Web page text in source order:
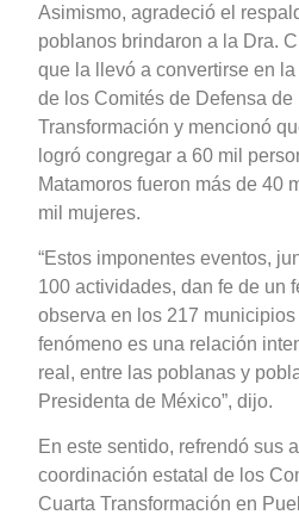
Asimismo, agradeció el
poblanos brindaron a la Dra.
que la llevó a convertirse en
de los Comités de Defensa de
Transformación y mencionó
logró congregar a 60 mil
Matamoros fueron más de 40
mil mujeres.
“Estos imponentes eventos,
100 actividades, dan fe de un
observa en los 217
fenómeno es una relación
real, entre las poblanas y
Presidenta de México”, dijo.
En este sentido, refrendó sus
coordinación estatal de los
Cuarta Transformación en